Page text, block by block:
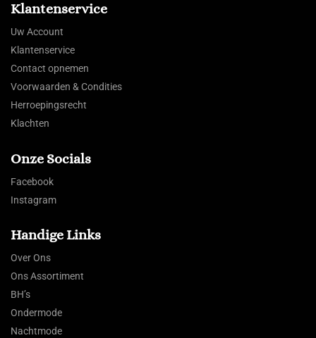
Klantenservice
Uw Account
Klantenservice
Contact opnemen
Voorwaarden & Condities
Herroepingsrecht
Klachten
Onze Socials
Facebook
Instagram
Handige Links
Over Ons
Ons Assortiment
BH’s
Ondermode
Nachtmode